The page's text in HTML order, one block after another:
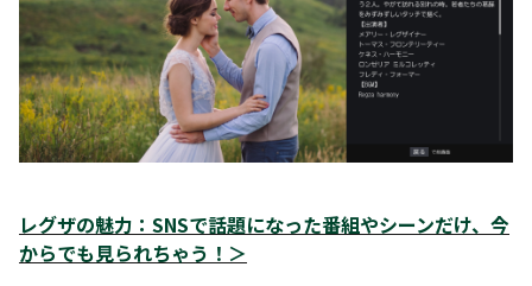
レグザの魅力：SNSで話題になった番組やシーンだけ、今
からでも見られちゃう！ ＞